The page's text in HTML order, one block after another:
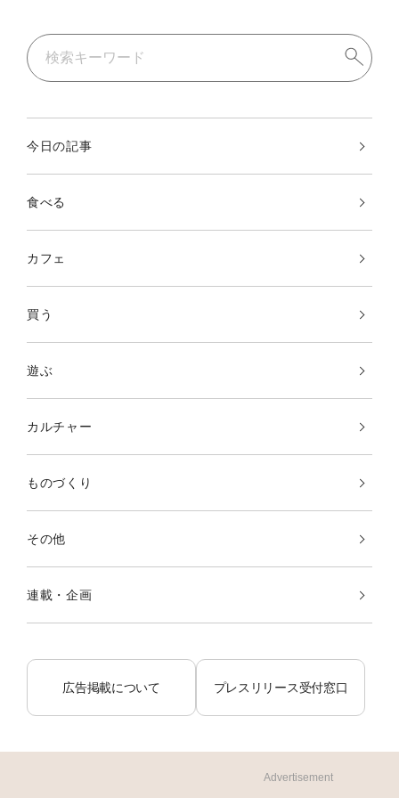
今日の記事
食べる
カフェ
買う
遊ぶ
カルチャー
ものづくり
その他
連載・企画
広告掲載について プレスリリース受付窓口
Advertisement